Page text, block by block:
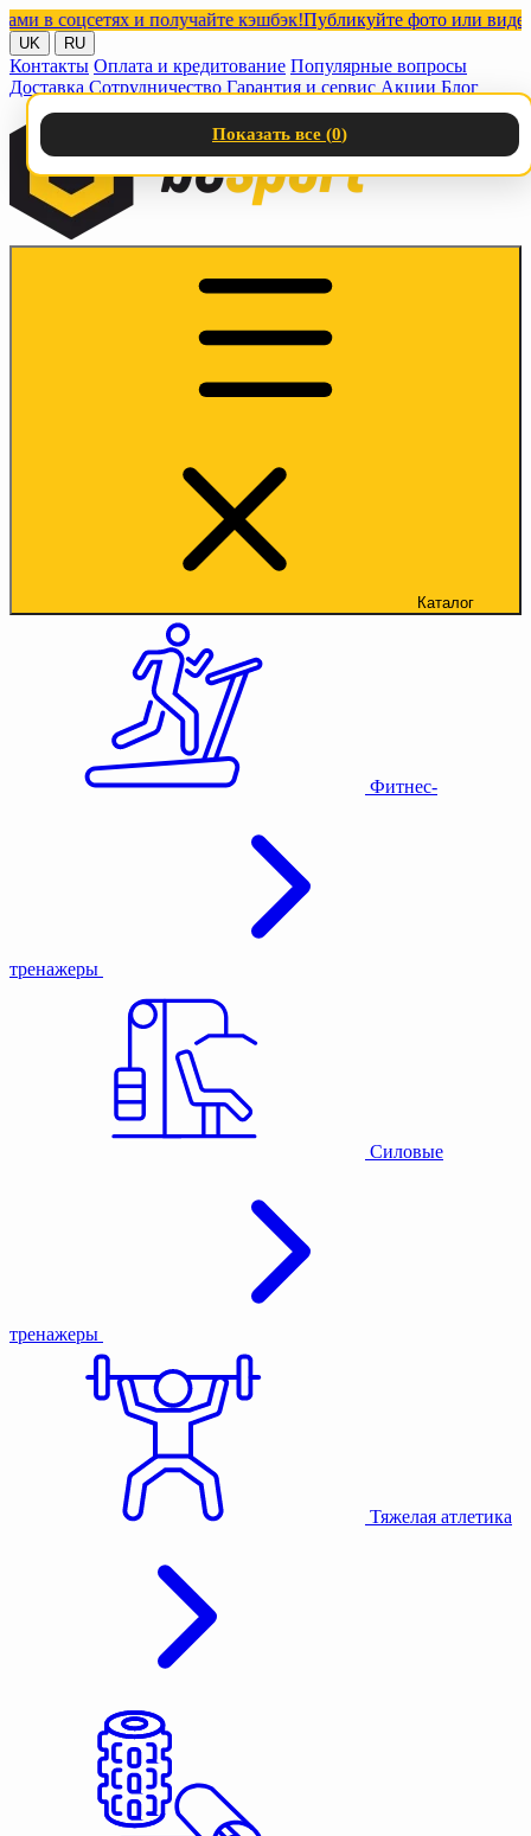
и получайте кэшбэк!Публикуйте фото или видео с
UK RU
Контакты Оплата и кредитование Популярные вопросы
Доставка Сотрудничество Гарантия и сервис Акции Блог
Каталог
Фитнес-
тренажеры
Силовые
тренажеры
Тяжелая атлетика
Показать все (0)